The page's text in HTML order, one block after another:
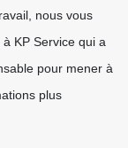
nous vous
KP Service qui a
pour mener à
plus